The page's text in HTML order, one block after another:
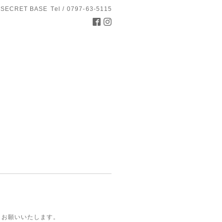
BASE Tel / 0797-63-5115
願いいたします。